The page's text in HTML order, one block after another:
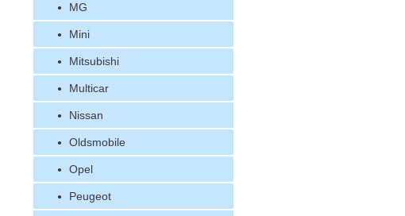
MG
Mini
Mitsubishi
Multicar
Nissan
Oldsmobile
Opel
Peugeot